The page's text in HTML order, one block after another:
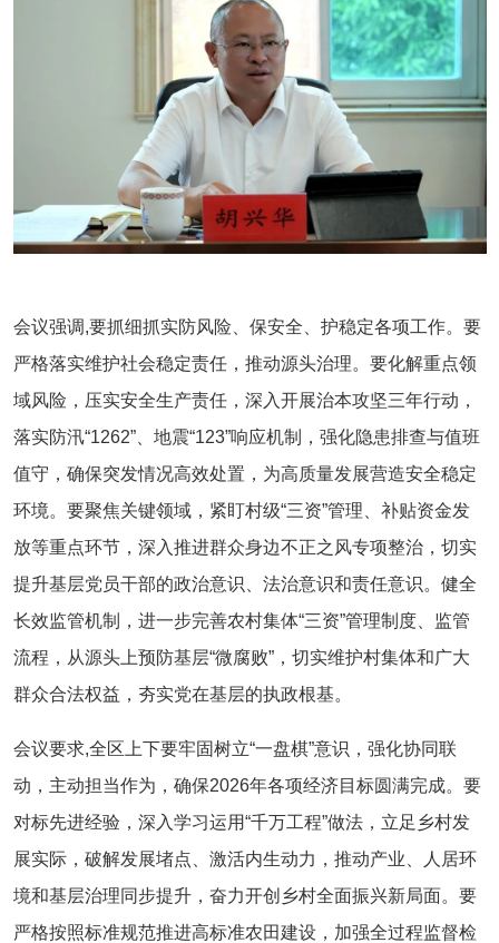
会议强调,要抓细抓实防风险、保安全、护稳定各项工作。要
严格落实维护社会稳定责任，推动源头治理。要化解重点领
域风险，压实安全生产责任，深入开展治本攻坚三年行动，
落实防汛“1262”、地震“123”响应机制，强化隐患排查与值班
值守，确保突发情况高效处置，为高质量发展营造安全稳定
环境。要聚焦关键领域，紧盯村级“三资”管理、补贴资金发
放等重点环节，深入推进群众身边不正之风专项整治，切实
提升基层党员干部的政治意识、法治意识和责任意识。健全
长效监管机制，进一步完善农村集体“三资”管理制度、监管
流程，从源头上预防基层“微腐败”，切实维护村集体和广大
群众合法权益，夯实党在基层的执政根基。
会议要求,全区上下要牢固树立“一盘棋”意识，强化协同联
动，主动担当作为，确保2026年各项经济目标圆满完成。要
对标先进经验，深入学习运用“千万工程”做法，立足乡村发
展实际，破解发展堵点、激活内生动力，推动产业、人居环
境和基层治理同步提升，奋力开创乡村全面振兴新局面。要
严格按照标准规范推进高标准农田建设，加强全过程监督检